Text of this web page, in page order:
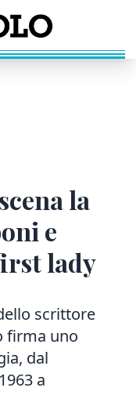
la
e
lady
scrittore
firma uno
dal
a